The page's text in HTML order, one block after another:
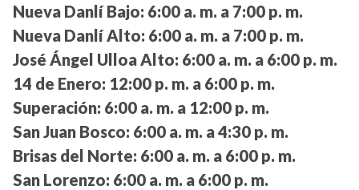
Nueva Danlí Bajo: 6:00 a. m. a 7:00 p. m.
Nueva Danlí Alto: 6:00 a. m. a 7:00 p. m.
José Ángel Ulloa Alto: 6:00 a. m. a 6:00 p. m.
14 de Enero: 12:00 p. m. a 6:00 p. m.
Superación: 6:00 a. m. a 12:00 p. m.
San Juan Bosco: 6:00 a. m. a 4:30 p. m.
Brisas del Norte: 6:00 a. m. a 6:00 p. m.
San Lorenzo: 6:00 a. m. a 6:00 p. m.